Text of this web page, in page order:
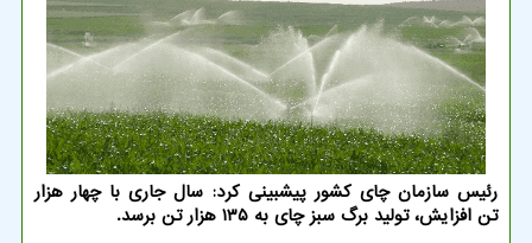
رئیس سازمان چای کشور پیشبینی کرد: سال جاری با چهار هزار
تن افزایش، تولید برگ سبز چای به ۱۳۵ هزار تن برسد.